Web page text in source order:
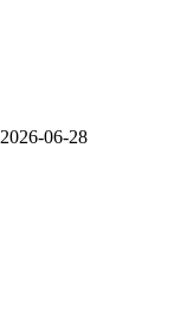
2026-06-28